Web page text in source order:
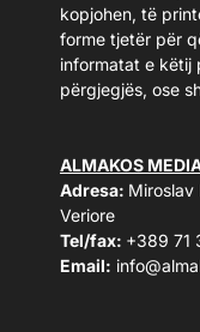
kopjohen, të
forme tjetër për
informatat e këtij
përgjegjës, ose
ALMAKOS
Adresa: Miroslav
Veriore
Tel/fax: +389 71
Email: